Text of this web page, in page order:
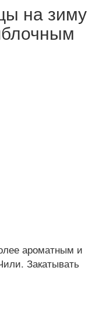
на зиму
ароматным и
Закатывать